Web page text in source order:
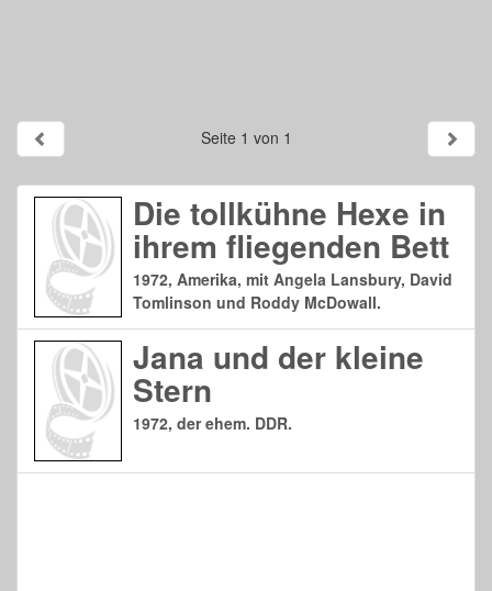
Seite 1 von 1
Die tollkühne Hexe in
ihrem fliegenden Bett
1972, Amerika, mit Angela Lansbury, David
Tomlinson und Roddy McDowall.
Jana und der kleine
Stern
1972, der ehem. DDR.